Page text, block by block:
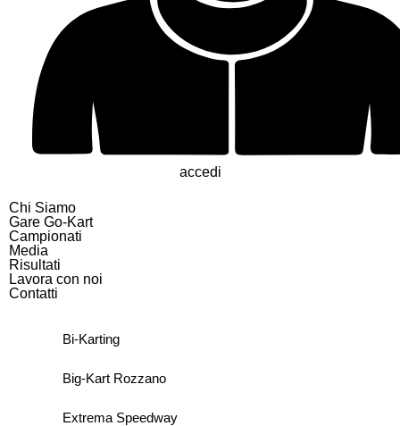
accedi
Chi Siamo
Gare Go-Kart
Campionati
Media
Risultati
Lavora con noi
Contatti
Bi-Karting
Big-Kart Rozzano
Extrema Speedway